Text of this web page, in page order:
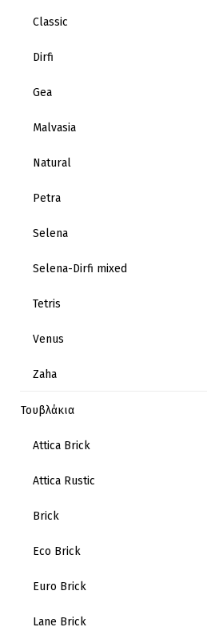
Classic
Dirfi
Gea
Malvasia
Natural
Petra
Selena
Selena-Dirfi mixed
Tetris
Venus
Zaha
Τουβλάκια
Attica Brick
Attica Rustic
Brick
Eco Brick
Euro Brick
Lane Brick